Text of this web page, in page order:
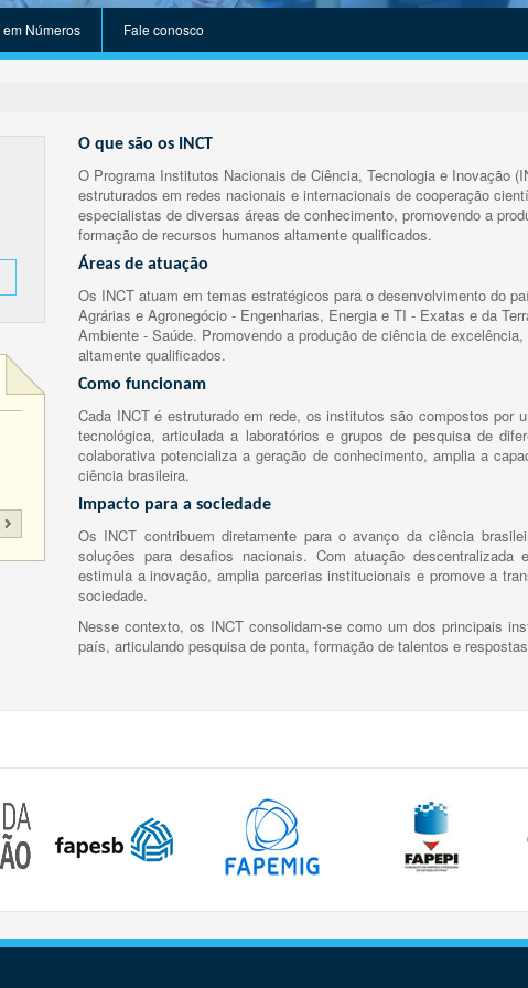
em Números Fale conosco
O que são os INCT
O Programa Institutos Nacionais de Ciência, Tecnologia e Inovação
estruturados em redes nacionais e internacionais de cooperação
especialistas de diversas áreas de conhecimento, promovendo a
formação de recursos humanos altamente qualificados.
Áreas de atuação
Os INCT atuam em temas estratégicos para o desenvolvimento do
Agrárias e Agronegócio - Engenharias, Energia e TI - Exatas e da
Ambiente - Saúde. Promovendo a produção de ciência de
altamente qualificados.
Como funcionam
Cada INCT é estruturado em rede, os institutos são compostos por
tecnológica, articulada a laboratórios e grupos de pesquisa de
colaborativa potencializa a geração de conhecimento, amplia a
ciência brasileira.
Impacto para a sociedade
Os INCT contribuem diretamente para o avanço da ciência
soluções para desafios nacionais. Com atuação
estimula a inovação, amplia parcerias institucionais e promove a
sociedade.
Nesse contexto, os INCT consolidam-se como um dos principais
país, articulando pesquisa de ponta, formação de talentos e